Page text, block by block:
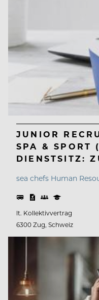
JUNIOR
SPA & SPORT
DIENSTSITZ:
sea chefs Human
lt. Kollektivvertrag
6300 Zug, Schweiz